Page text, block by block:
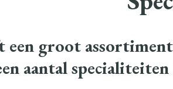
een groot
aantal